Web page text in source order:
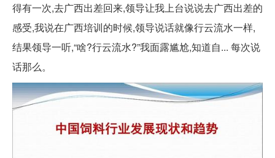
得有一次,去广西出差回来,领导让我上台说说去广西出差的
感受,我说在广西培训的时候,领导说话就像行云流水一样,
结果领导一听,“啥?行云流水?”我面露尴尬,知道自... 每次说
话那么。